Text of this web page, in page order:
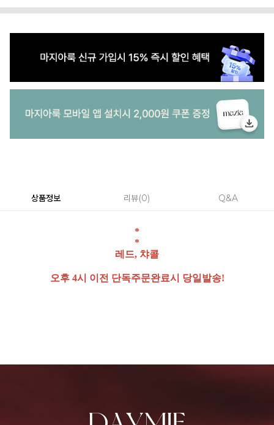
상품정보 리뷰 0 Q&A
*
*
레드, 챠콜
오후 4시 이전 단독주문완료시 당일발송!